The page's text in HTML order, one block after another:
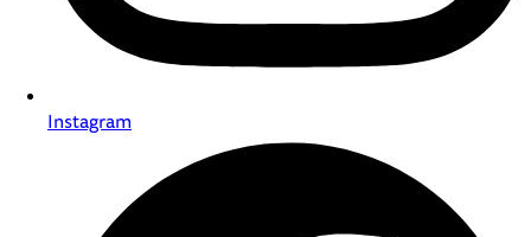
Instagram